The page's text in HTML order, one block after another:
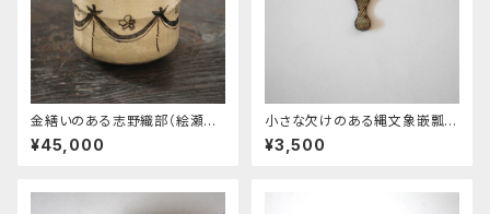
金繕いのある志野織部（絵瀬戸）
桜幕文茶碗 d11.2cm Kintsu
gi Repaired Seto Shino Ori
¥45,000
小さな欠けのある縄文象嵌瓢形
箸置 島岡達三 d4.5cm Mi
nor Chipped Rope and Slip
¥3,500